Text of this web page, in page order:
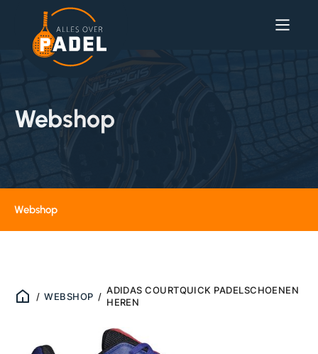
Webshop
Webshop
/ WEBSHOP /
ADIDAS COURTQUICK PADELSCHOENEN
HEREN